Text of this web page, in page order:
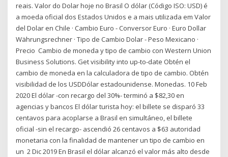
reais. Valor do Dolar hoje no Brasil O dólar (Código ISO: USD) é
a moeda oficial dos Estados Unidos e a mais utilizada em Valor
del Dolar en Chile · Cambio Euro - Conversor Euro · Euro Dollar
Währungsrechner · Tipo de Cambio Dolar - Peso Mexicano ·
Precio Cambio de moneda y tipo de cambio con Western Union
Business Solutions. Get visibility into up-to-date Obtén el
cambio de moneda en la calculadora de tipo de cambio. Obtén
visibilidad de los USDDólar estadounidense. Monedas. 10 Feb
2020 El dólar -con recargo del 30%- terminó a $82,30 en
agencias y bancos El dólar turista hoy: el billete se disparó 33
centavos para acoplarse a Brasil en simultáneo, el billete
oficial -sin el recargo- ascendió 26 centavos a $63 autoridad
monetaria con la finalidad de mantener un tipo de cambio en
un 2 Dic 2019 En Brasil el dólar alcanzó el valor más alto desde